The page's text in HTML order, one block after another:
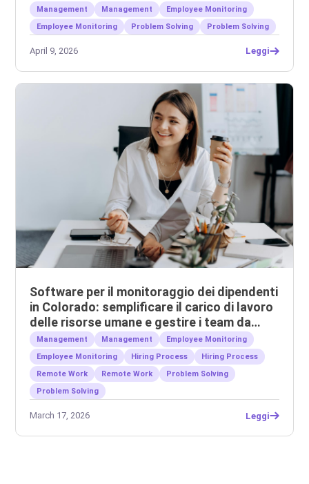
Management Management
Employee Monitoring
Employee Monitoring
Problem Solving Problem Solving
April 9, 2026 Leggi
Software per il monitoraggio dei dipendenti
in Colorado: semplificare il carico di lavoro
delle risorse umane e gestire i team da
remoto.
Management Management
Employee Monitoring
Employee Monitoring
Hiring Process
Hiring Process
Remote Work
Remote Work
Problem Solving
Problem Solving
March 17, 2026 Leggi